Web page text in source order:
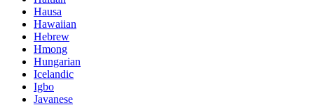
Hausa
Hawaiian
Hebrew
Hmong
Hungarian
Icelandic
Igbo
Javanese